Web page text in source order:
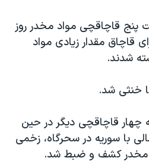
پنج قاچاقچی مواد مخدر روز
قاچاق مقدار زیادی مواد
شدند.
خنثی شد.
چهار قاچاقچی دیگر در حین
با سوریه در سحرگاه، زخمی
مخدر کشف و ضبط شد.